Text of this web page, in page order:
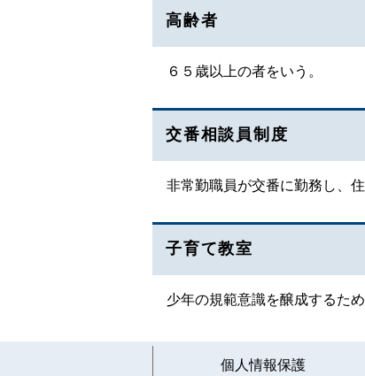
高齢者
６５歳以上の者をいう。
交番相談員制度
非常勤職員が交番に勤務し、
子育て教室
少年の規範意識を醸成するた
個人情報保護